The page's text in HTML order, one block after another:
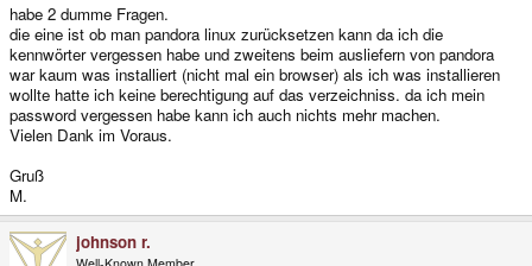
habe 2 dumme Fragen.
die eine ist ob man pandora linux zurücksetzen kann da ich die
kennwörter vergessen habe und zweitens beim ausliefern von pandora
war kaum was installiert (nicht mal ein browser) als ich was installieren
wollte hatte ich keine berechtigung auf das verzeichniss. da ich mein
password vergessen habe kann ich auch nichts mehr machen.
Vielen Dank im Voraus.
Gruß
M.
johnson r.
Well-Known Member